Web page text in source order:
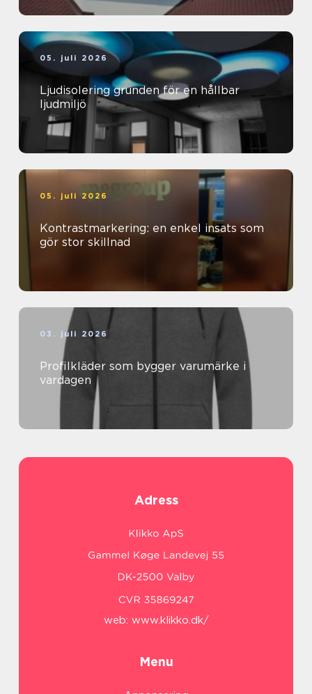
05. juli 2026
Ljudisolering grunden för en hållbar
ljudmiljö
05. juli 2026
Kontrastmarkering: en enkel insats som
gör stor skillnad
03. juli 2026
Profilkläder som bygger varumärke i
vardagen
Adress
web: www.klikko.dk/
Menu